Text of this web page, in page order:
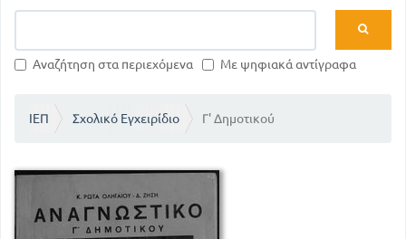
Αναζήτηση στα περιεχόμενα Με ψηφιακά αντίγραφα
ΙΕΠ Σχολικό Εγχειρίδιο Γ' Δημοτικού